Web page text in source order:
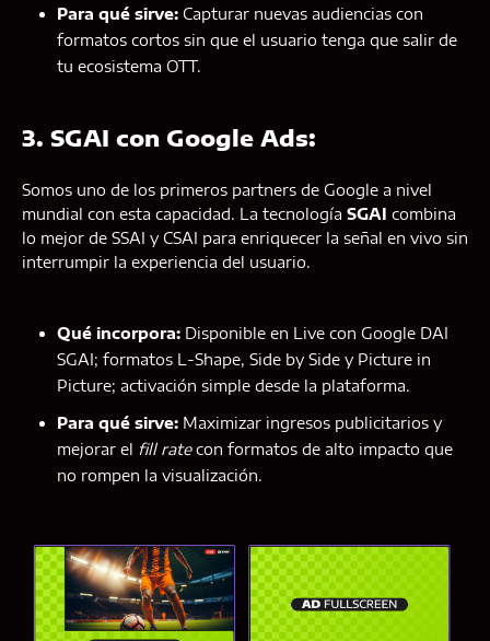
Para qué sirve: Capturar nuevas audiencias con
formatos cortos sin que el usuario tenga que salir de
tu ecosistema OTT.
3. SGAI con Google Ads:
Somos uno de los primeros partners de Google a nivel
mundial con esta capacidad. La tecnología SGAI combina
lo mejor de SSAI y CSAI para enriquecer la señal en vivo sin
interrumpir la experiencia del usuario.
Qué incorpora: Disponible en Live con Google DAI
SGAI; formatos L-Shape, Side by Side y Picture in
Picture; activación simple desde la plataforma.
Para qué sirve: Maximizar ingresos publicitarios y
mejorar el fill ratecon formatos de alto impacto que
no rompen la visualización.